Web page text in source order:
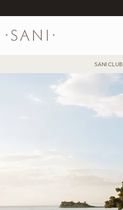
SANI CLUB